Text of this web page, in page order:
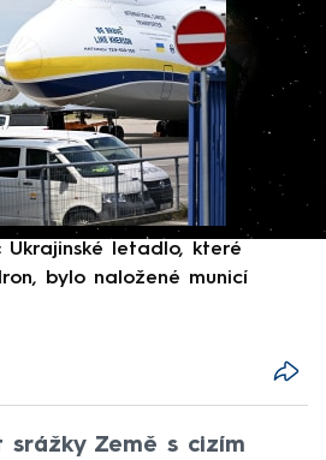
letadlo, které
bylo naložené municí
srážky Země s cizím